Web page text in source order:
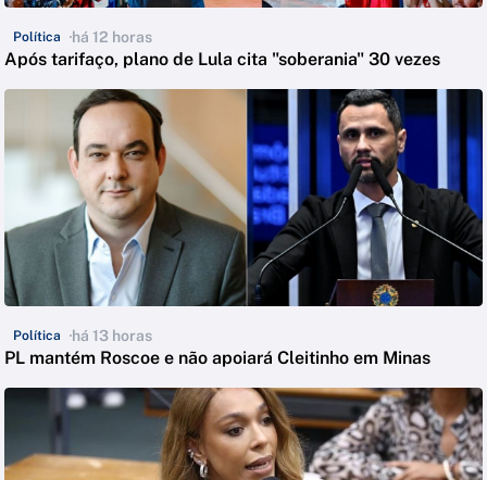
Política há 12 horas
Após tarifaço, plano de Lula cita "soberania" 30 vezes
Política há 13 horas
PL mantém Roscoe e não apoiará Cleitinho em Minas